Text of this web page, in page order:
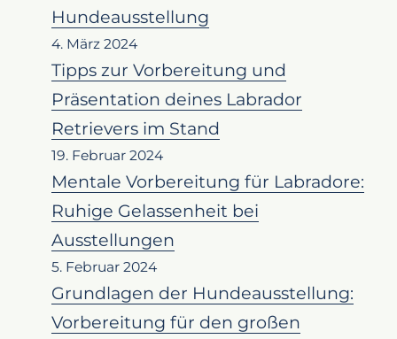
Hundeausstellung
4. März 2024
Tipps zur Vorbereitung und
Präsentation deines Labrador
Retrievers im Stand
19. Februar 2024
Mentale Vorbereitung für Labradore:
Ruhige Gelassenheit bei
Ausstellungen
5. Februar 2024
Grundlagen der Hundeausstellung:
Vorbereitung für den großen